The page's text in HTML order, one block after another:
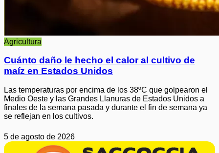
Agricultura
Cuánto daño le hecho el calor al cultivo de
maíz en Estados Unidos
Las temperaturas por encima de los 38ºC que golpearon el
Medio Oeste y las Grandes Llanuras de Estados Unidos a
finales de la semana pasada y durante el fin de semana ya
se reflejan en los cultivos.
5 de agosto de 2026